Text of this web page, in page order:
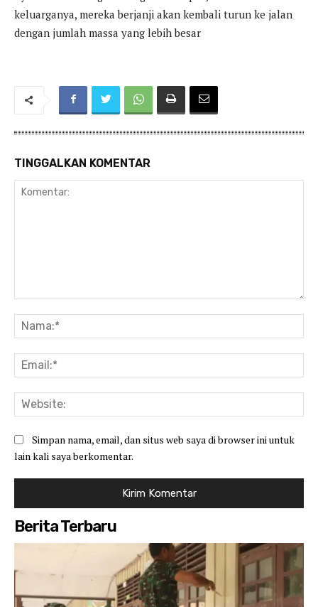
keluarganya, mereka berjanji akan kembali turun ke jalan
dengan jumlah massa yang lebih besar
TINGGALKAN KOMENTAR
Simpan nama, email, dan situs web saya di browser ini untuk
lain kali saya berkomentar.
Berita Terbaru